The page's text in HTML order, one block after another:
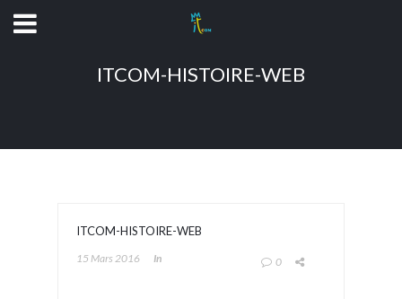
ITCOM-HISTOIRE-WEB
ITCOM-HISTOIRE-WEB
15 Mars 2016 In 0